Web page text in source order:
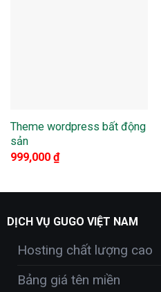
Theme wordpress bất động
sản
999,000 ₫
DỊCH VỤ GUGO VIỆT NAM
Hosting chất lượng cao
Bảng giá tên miền